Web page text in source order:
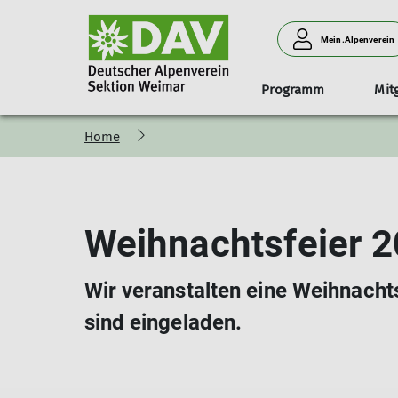
Mein.Alpenverein
Programm
Jahresprogramm
Mitglied werden Sektionswechsel
Materialausleihe
Organisation Vorstand & Beisitzer
EnergieWände
Home
Weihnachtsfeier
Wir veranstalten eine
sind eingeladen.